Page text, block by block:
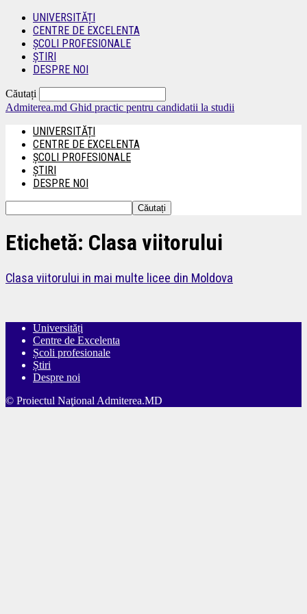
UNIVERSITĂȚI
CENTRE DE EXCELENTA
ȘCOLI PROFESIONALE
ȘTIRI
DESPRE NOI
Căutați
Admiterea.md Ghid practic pentru candidatii la studii
UNIVERSITĂȚI
CENTRE DE EXCELENTA
ȘCOLI PROFESIONALE
ȘTIRI
DESPRE NOI
Etichetă: Clasa viitorului
Clasa viitorului in mai multe licee din Moldova
Universități
Centre de Excelenta
Școli profesionale
Știri
Despre noi
© Proiectul Naţional Admiterea.MD